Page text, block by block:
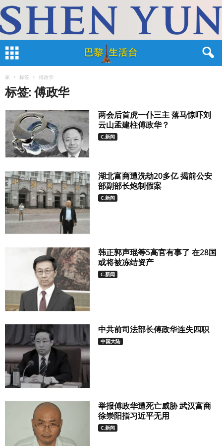
家 标签 傅政华
标签: 傅政华
两会后首虎一仆三主 落马惊吓刘
云山孟建柱傅政华？
C.新闻
湖北富商遭洗劫20多亿 揭前公安
部副部长炮制假案
C.新闻
韩正郭声琨等5高官有事了 在28国
或将被冻结资产
C.新闻
中共前司法部长傅政华连失四职
中国大陆
举报傅政华遭死亡威胁 武汉富商
徐崇阳指习近平无用
C.新闻